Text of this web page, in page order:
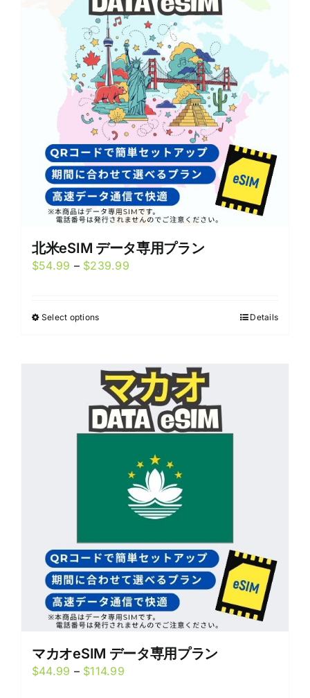
The
options
may
be
chosen
on
the
product
page
北米eSIM データ専用プラン
$54.99 – $239.99Price
Select optionsThis
multiple
variants.
The
options
chosen
product
page
Details
マカオeSIM データ専用プラン
$44.99 – $114.99Price